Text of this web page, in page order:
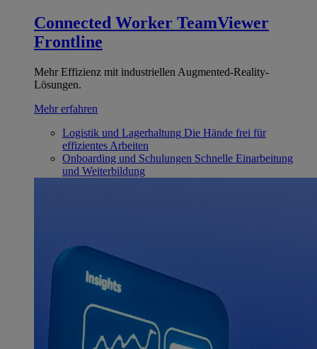
Connected Worker TeamViewer
Frontline
Mehr Effizienz mit industriellen Augmented-Reality-
Lösungen.
Mehr erfahren
Logistik und Lagerhaltung Die Hände frei für
effizientes Arbeiten
Onboarding und Schulungen Schnelle Einarbeitung
und Weiterbildung